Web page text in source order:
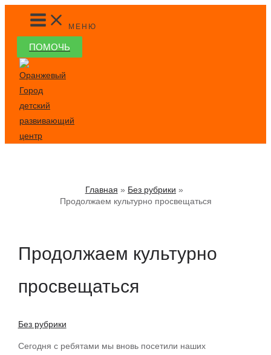
Перейти
содержимому
MAIN
MENU
МЕНЮ
ПОМОЧЬ
Главная
Без рубрики
Продолжаем культурно просвещаться
Продолжаем культурно
просвещаться
Без рубрики
Сегодня с ребятами мы вновь посетили наших